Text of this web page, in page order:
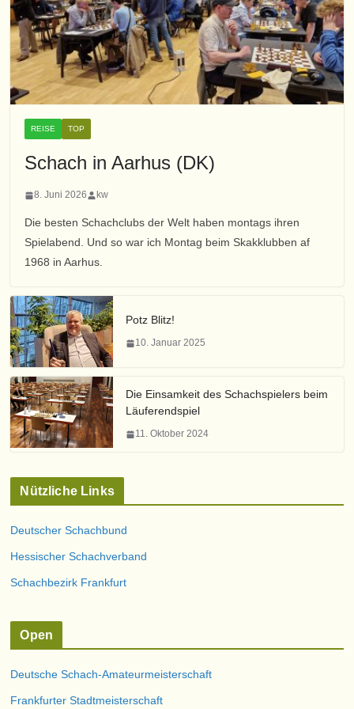
REISE TOP
Schach in Aarhus (DK)
8. Juni 2026 kw
Die besten Schachclubs der Welt haben montags ihren
Spielabend. Und so war ich Montag beim Skakklubben af
1968 in Aarhus.
Potz Blitz!
10. Januar 2025
Die Einsamkeit des Schachspielers beim
Läuferendspiel
11. Oktober 2024
Nützliche Links
Deutscher Schachbund
Hessischer Schachverband
Schachbezirk Frankfurt
Open
Deutsche Schach-Amateurmeisterschaft
Frankfurter Stadtmeisterschaft